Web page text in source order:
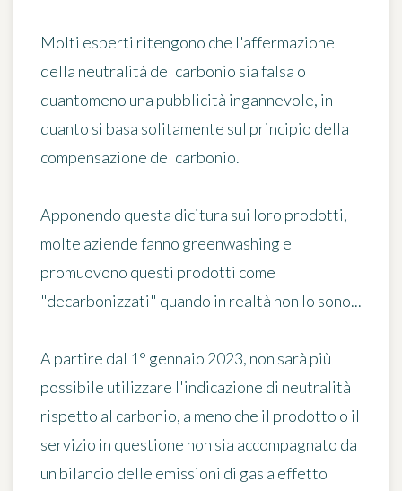
Molti esperti ritengono che l'affermazione
della neutralità del carbonio siafalsa o
quantomeno una pubblicità ingannevole, in
quanto si basa solitamente sul principio della
compensazione del carbonio.
Apponendo questa dicitura sui loro prodotti,
molte aziende fanno greenwashing e
promuovono questi prodotti come
"decarbonizzati" quando in realtà non lo sono...
A partire dal 1° gennaio 2023, non sarà più
possibile utilizzare l'indicazione di neutralità
rispetto al carbonio, a meno che il prodotto o il
servizio in questione non sia accompagnato da
un bilancio delle emissioni di gas a effetto